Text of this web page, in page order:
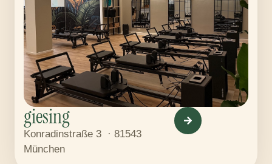
giesing
Konradinstraße 3 · 81543
München